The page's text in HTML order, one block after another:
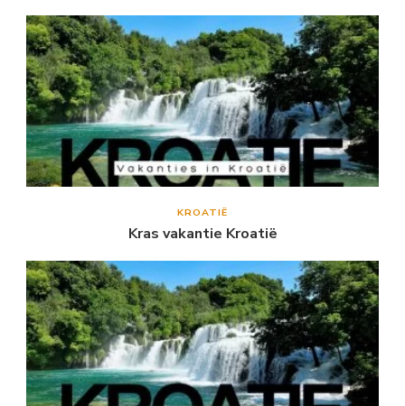
KROATIË
Kras vakantie Kroatië